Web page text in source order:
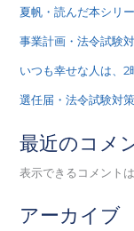
夏帆・読んだ本シリ
事業計画・法令試験
いつも幸せな人は、
選任届・法令試験対
最近のコメ
表示できるコメント
アーカイブ